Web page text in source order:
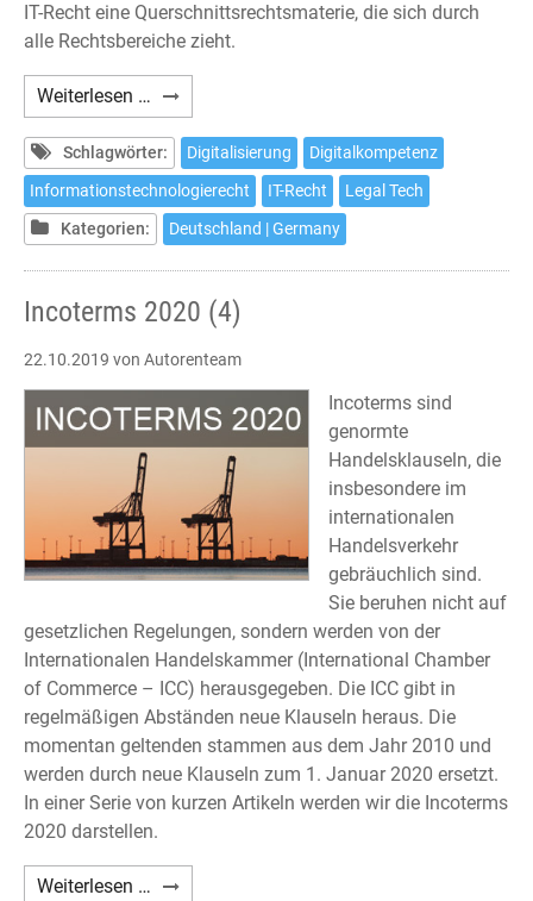
IT-Recht eine Querschnittsrechtsmaterie, die sich durch
alle Rechtsbereiche zieht.
Weiterlesen … IT-
und
Datenschutzrecht
Schlagwörter: Digitalisierung
Digitalkompetenz
Informationstechnologierecht
IT-Recht
Legal Tech
Kategorien:
Deutschland | Germany
Incoterms 2020 (4)
22.10.2019 von Autorenteam
Incoterms sind
genormte
Handelsklauseln, die
insbesondere im
internationalen
Handelsverkehr
gebräuchlich sind.
Sie beruhen nicht auf
gesetzlichen Regelungen, sondern werden von der
Internationalen Handelskammer (International Chamber
of Commerce – ICC) herausgegeben. Die ICC gibt in
regelmäßigen Abständen neue Klauseln heraus. Die
momentan geltenden stammen aus dem Jahr 2010 und
werden durch neue Klauseln zum 1. Januar 2020 ersetzt.
In einer Serie von kurzen Artikeln werden wir die Incoterms
2020 darstellen.
Weiterlesen … Incoterms